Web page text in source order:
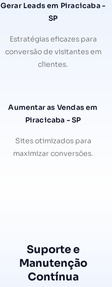
Gerar Leads em Piracicaba -
SP
Estratégias eficazes para
conversão de visitantes em
clientes.
Aumentar as Vendas em
Piracicaba - SP
Sites otimizados para
maximizar conversões.
Suporte e
Manutenção
Contínua